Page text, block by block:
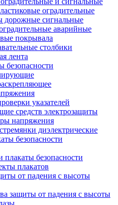
оградительные
дорожные сигнальные
аварийные
покрывала
столбики
лента
безопасности
указателей
средств электрозащиты
напряжения
диэлектрические
безопасности
плакаты безопасности
плакатов
от падения с высоты
защиты от падения с высоты